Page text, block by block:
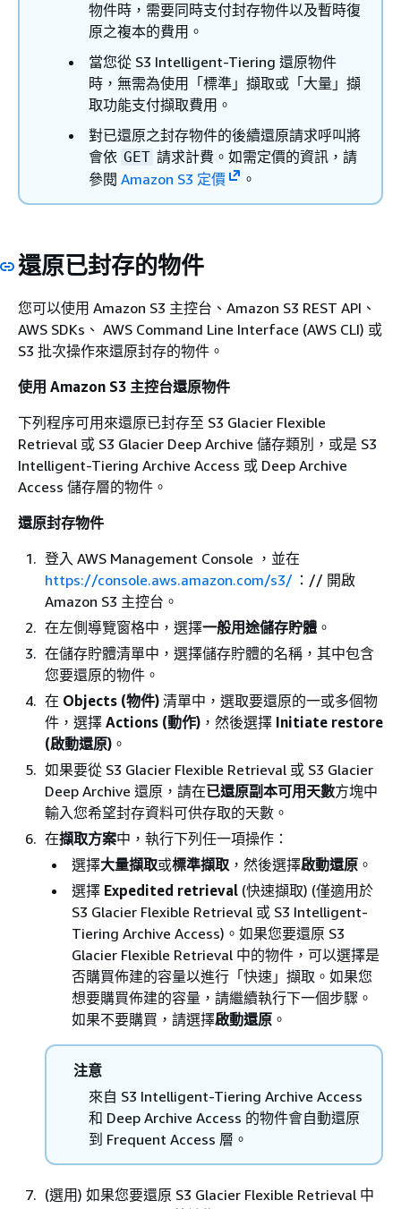
物件時，需要同時支付封存物件以及暫時復
原之複本的費用。
當您從 S3 Intelligent-Tiering 還原物件
時，無需為使用「標準」擷取或「大量」擷
取功能支付擷取費用。
對已還原之封存物件的後續還原請求呼叫將
會依 GET 請求計費。如需定價的資訊，請
參閱 Amazon S3 定價 。
還原已封存的物件
您可以使用 Amazon S3 主控台、Amazon S3 REST API、
AWS SDKs、 AWS Command Line Interface (AWS CLI) 或
S3 批次操作來還原封存的物件。
使用 Amazon S3 主控台還原物件
下列程序可用來還原已封存至 S3 Glacier Flexible
Retrieval 或 S3 Glacier Deep Archive 儲存類別，或是 S3
Intelligent-Tiering Archive Access 或 Deep Archive
Access 儲存層的物件。
還原封存物件
登入 AWS Management Console ，並在
https://console.aws.amazon.com/s3/ ：// 開啟
Amazon S3 主控台。
在左側導覽窗格中，選擇一般用途儲存貯體 。
在儲存貯體清單中，選擇儲存貯體的名稱，其中包含
您要還原的物件。
在 Objects (物件) 清單中，選取要還原的一或多個物
件，選擇 Actions (動作) ，然後選擇 Initiate restore
(啟動還原) 。
如果要從 S3 Glacier Flexible Retrieval 或 S3 Glacier
Deep Archive 還原，請在已還原副本可用天數方塊中
輸入您希望封存資料可供存取的天數。
在擷取方案中，執行下列任一項操作：
選擇大量擷取或標準擷取 ，然後選擇啟動還原 。
選擇 Expedited retrieval (快速擷取) (僅適用於
S3 Glacier Flexible Retrieval 或 S3 Intelligent-
Tiering Archive Access)。如果您要還原 S3
Glacier Flexible Retrieval 中的物件，可以選擇是
否購買佈建的容量以進行「快速」擷取。如果您
想要購買佈建的容量，請繼續執行下一個步驟。
如果不要購買，請選擇啟動還原 。
注意
來自 S3 Intelligent-Tiering Archive Access
和 Deep Archive Access 的物件會自動還原
到 Frequent Access 層。
(選用) 如果您要還原 S3 Glacier Flexible Retrieval 中